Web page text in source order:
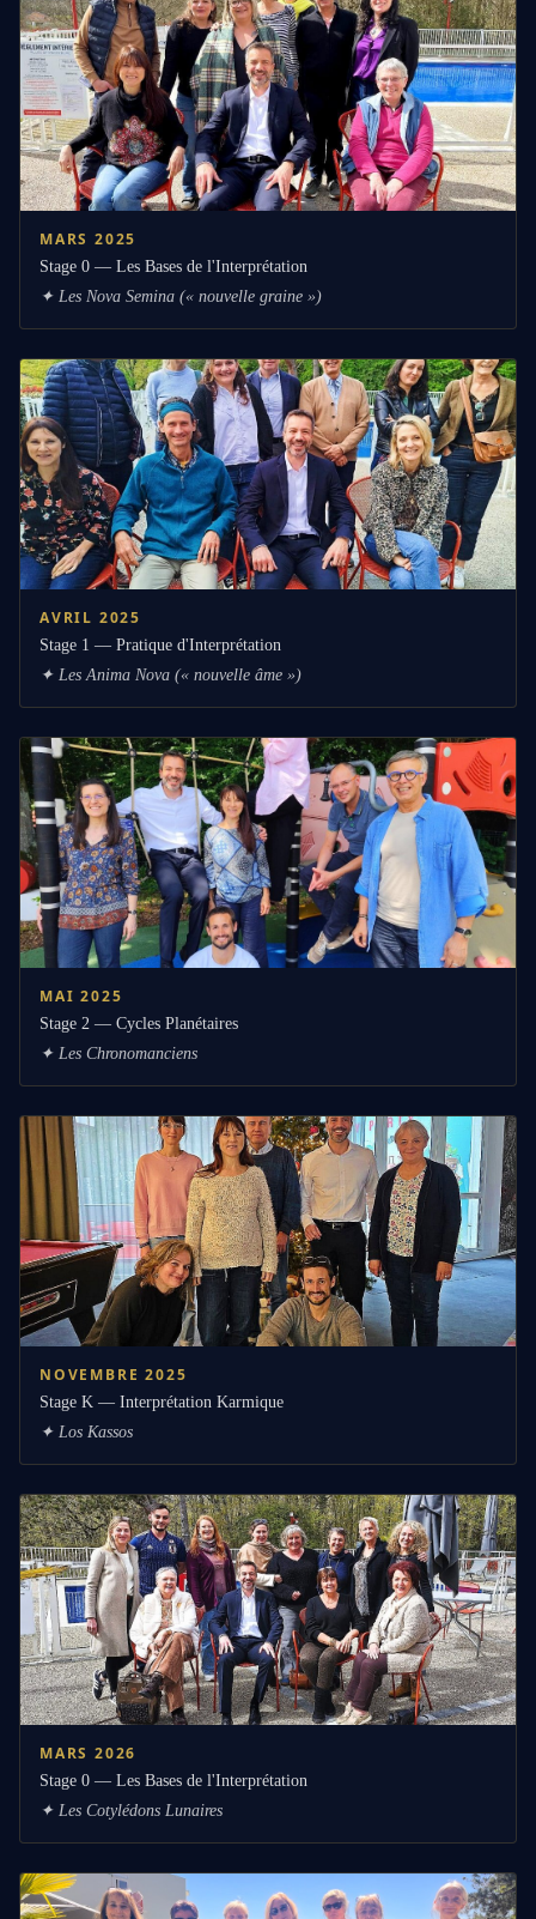
MARS 2025
Stage 0 — Les Bases de l'Interprétation
✦ Les Nova Semina (« nouvelle graine »)
AVRIL 2025
Stage 1 — Pratique d'Interprétation
✦ Les Anima Nova (« nouvelle âme »)
MAI 2025
Stage 2 — Cycles Planétaires
✦ Les Chronomanciens
NOVEMBRE 2025
Stage K — Interprétation Karmique
✦ Los Kassos
MARS 2026
Stage 0 — Les Bases de l'Interprétation
✦ Les Cotylédons Lunaires